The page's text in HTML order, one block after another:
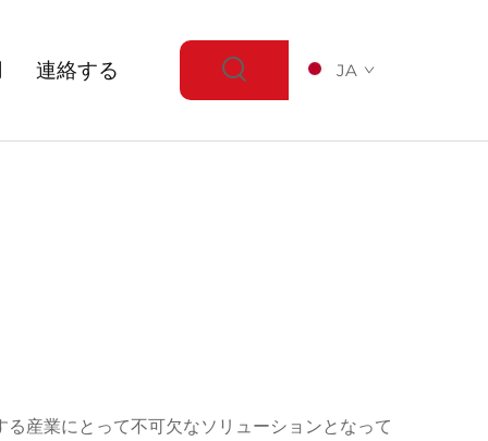
連絡する JA
産業にとって不可欠なソリューションとなって